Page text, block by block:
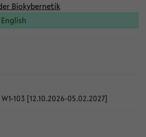
Biokybernetik
103 [12.10.2026-05.02.2027]